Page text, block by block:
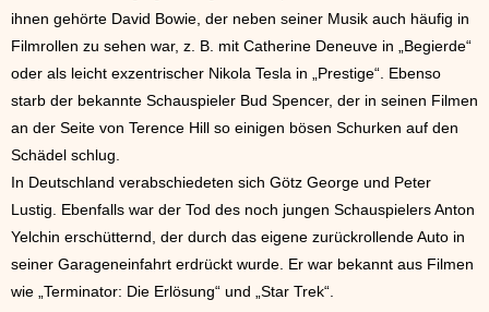
ihnen gehörte David Bowie, der neben seiner Musik auch häufig in
Filmrollen zu sehen war, z. B. mit Catherine Deneuve in „Begierde“
oder als leicht exzentrischer Nikola Tesla in „Prestige“. Ebenso
starb der bekannte Schauspieler Bud Spencer, der in seinen Filmen
an der Seite von Terence Hill so einigen bösen Schurken auf den
Schädel schlug.
In Deutschland verabschiedeten sich Götz George und Peter
Lustig. Ebenfalls war der Tod des noch jungen Schauspielers Anton
Yelchin erschütternd, der durch das eigene zurückrollende Auto in
seiner Garageneinfahrt erdrückt wurde. Er war bekannt aus Filmen
wie „Terminator: Die Erlösung“ und „Star Trek“.